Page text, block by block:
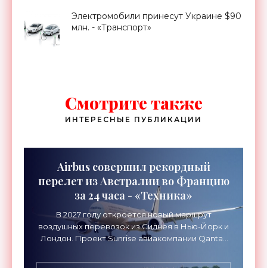
Электромобили принесут Украине $90
млн. - «Транспорт»
Смотрите также
ИНТЕРЕСНЫЕ ПУБЛИКАЦИИ
Airbus совершил рекордный
перелет из Австралии во Францию
за 24 часа - «Техника»
В 2027 году откроется новый маршрут
воздушных перевозок из Сиднея в Нью-Йорк и
Лондон. Проект Sunrise авиакомпании Qantas
длительностью до 24